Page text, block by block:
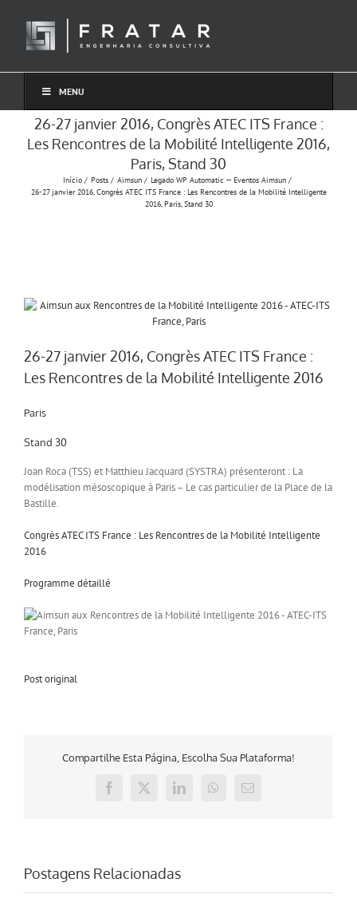
conteúdo
MENU
26-27 janvier 2016, Congrès ATEC ITS France :
Les Rencontres de la Mobilité Intelligente 2016,
Paris, Stand 30
Início Posts Aimsun
Legado WP Automatic — Eventos Aimsun
26-27 janvier 2016, Congrès ATEC ITS France : Les Rencontres de la Mobilité Intelligente
2016, Paris, Stand 30
26-27 janvier 2016, Congrès ATEC ITS France :
Les Rencontres de la Mobilité Intelligente 2016
Paris
Stand 30
Joan Roca (TSS) et Matthieu Jacquard (SYSTRA) présenteront : La
modélisation mésoscopique à Paris – Le cas particulier de la Place de la
Bastille.
Congrès ATEC ITS France : Les Rencontres de la Mobilité Intelligente
2016
Programme détaillé
Post original
Compartilhe Esta Página, Escolha Sua Plataforma!
Facebook
X LinkedInWhatsApp
E-
Postagens Relacionadas